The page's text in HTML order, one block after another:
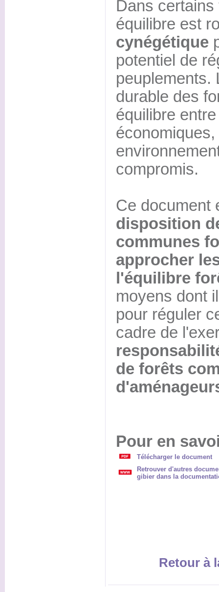
Dans
équilibre est
cynégétique
potentiel de
peuplements.
durable des
équilibre
compromis.
Ce document
disposition
communes
approcher
l'équilibre
moyens dont
pour réguler
cadre de
de forêts
Pour en
Télécharger le document
Retrouver d'autres
gibier dans la
Retour à